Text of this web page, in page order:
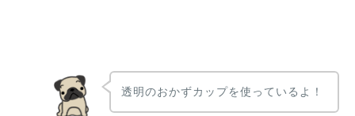
透明のおかずカップを使っているよ！